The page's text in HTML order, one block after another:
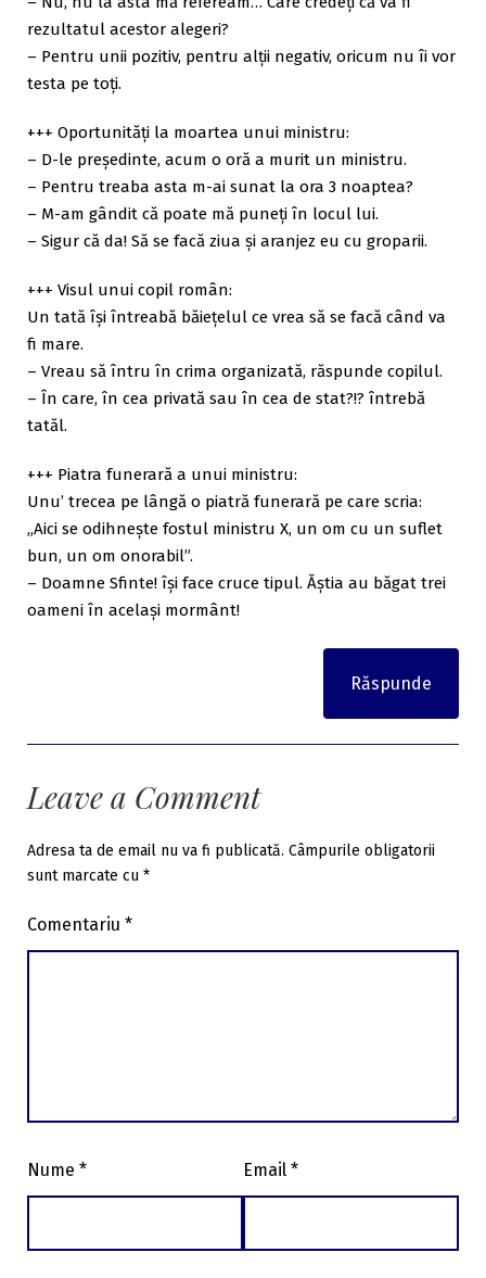
rezultatul acestor alegeri?
– Pentru unii pozitiv, pentru alţii negativ, oricum nu îi vor
testa pe toţi.
+++ Oportunităţi la moartea unui ministru:
– D-le preşedinte, acum o oră a murit un ministru.
– Pentru treaba asta m-ai sunat la ora 3 noaptea?
– M-am gândit că poate mă puneţi în locul lui.
– Sigur că da! Să se facă ziua şi aranjez eu cu groparii.
+++ Visul unui copil român:
Un tată își întreabă băiețelul ce vrea să se facă când va
fi mare.
– Vreau să întru în crima organizată, răspunde copilul.
– În care, în cea privată sau în cea de stat?!? întrebă
tatăl.
+++ Piatra funerară a unui ministru:
Unu’ trecea pe lângă o piatră funerară pe care scria:
„Aici se odihneşte fostul ministru X, un om cu un suflet
bun, un om onorabil”.
– Doamne Sfinte! îşi face cruce tipul. Ăştia au băgat trei
oameni în acelaşi mormânt!
Răspunde
Leave a Comment
Adresa ta de email nu va fi publicată. Câmpurile obligatorii
sunt marcate cu *
Comentariu *
Nume * Email *